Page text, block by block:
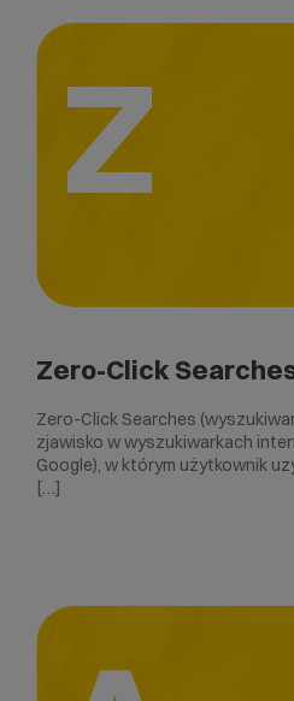
Z
Zero-Click
Zero-Click Searches
zjawisko w wyszukiwarkach
Google), w którym użytkownik
[…]